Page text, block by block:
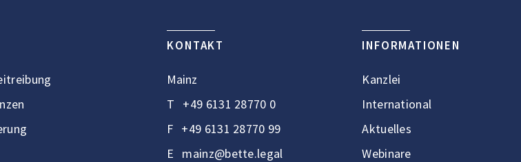
KONTAKT
Mainz
T +49 6131 28770 0
F +49 6131 28770 99
E mainz@bette.legal
INFORMATIONEN
Kanzlei
International
Aktuelles
Webinare